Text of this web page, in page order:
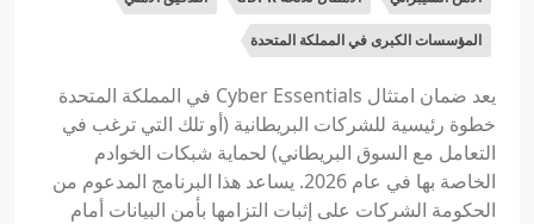
المؤسسات الكبرى في المملكة المتحدة
يعد ضمان امتثال Cyber Essentials في المملكة المتحدة
خطوة رئيسية للشركات البريطانية (أو تلك التي ترغب في
التعامل مع السوق البريطاني) لحماية شبكات الخوادم
الخاصة بها في عام 2026. يساعد هذا البرنامج المدعوم من
الحكومة الشركات على إثبات التزامها بأمن البيانات أمام